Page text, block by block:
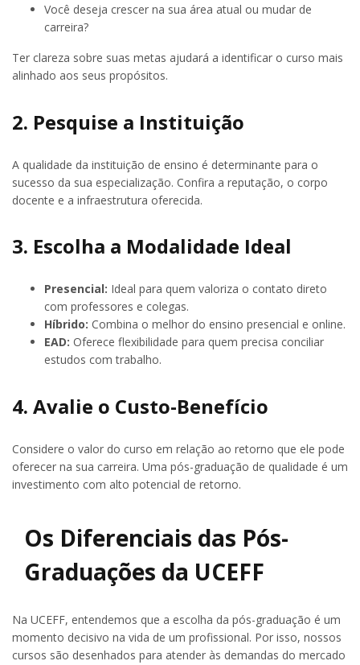
Você deseja crescer na sua área atual ou mudar de
carreira?
Ter clareza sobre suas metas ajudará a identificar o curso mais
alinhado aos seus propósitos.
2. Pesquise a Instituição
A qualidade da instituição de ensino é determinante para o
sucesso da sua especialização. Confira a reputação, o corpo
docente e a infraestrutura oferecida.
3. Escolha a Modalidade Ideal
Presencial: Ideal para quem valoriza o contato direto
com professores e colegas.
Híbrido: Combina o melhor do ensino presencial e online.
EAD: Oferece flexibilidade para quem precisa conciliar
estudos com trabalho.
4. Avalie o Custo-Benefício
Considere o valor do curso em relação ao retorno que ele pode
oferecer na sua carreira. Uma pós-graduação de qualidade é um
investimento com alto potencial de retorno.
Os Diferenciais das Pós-
Graduações da UCEFF
Na UCEFF, entendemos que a escolha da pós-graduação é um
momento decisivo na vida de um profissional. Por isso, nossos
cursos são desenhados para atender às demandas do mercado